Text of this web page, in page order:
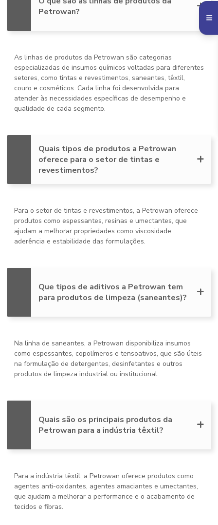
Petrowan?
As linhas de produtos da Petrowan são categorias
especializadas de insumos químicos voltadas para diferentes
setores, como tintas e revestimentos, saneantes, têxtil,
couro e cosméticos. Cada linha foi desenvolvida para
atender às necessidades específicas de desempenho e
qualidade de cada segmento.
Quais tipos de produtos a Petrowan
oferece para o setor de tintas e
revestimentos?
Para o setor de tintas e revestimentos, a Petrowan oferece
produtos como espessantes, resinas e umectantes, que
ajudam a melhorar propriedades como viscosidade,
aderência e estabilidade das formulações.
Que tipos de aditivos a Petrowan tem
para produtos de limpeza (saneantes)?
Na linha de saneantes, a Petrowan disponibiliza insumos
como espessantes, copolímeros e tensoativos, que são úteis
na formulação de detergentes, desinfetantes e outros
produtos de limpeza industrial ou institucional.
Quais são os principais produtos da
Petrowan para a indústria têxtil?
Para a indústria têxtil, a Petrowan oferece produtos como
agentes anti-oxidantes, agentes amaciantes e umectantes,
que ajudam a melhorar a performance e o acabamento de
tecidos e fibras.